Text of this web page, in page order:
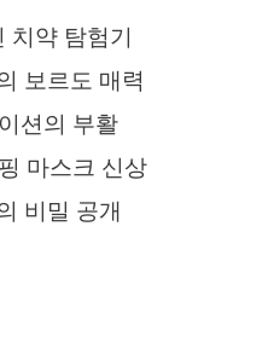
치약 탐험기
보르도 매력
션의 부활
마스크 신상
비밀 공개